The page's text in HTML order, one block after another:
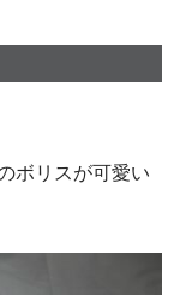
ボリスが可愛い